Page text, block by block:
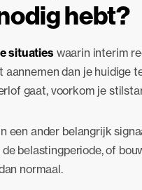
hebt?
situaties waarin interim
dan je huidige
gaat, voorkom je
een ander belangrijk
belastingperiode, of
normaal.